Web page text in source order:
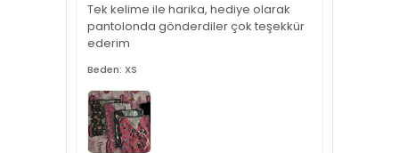
Tek kelime ile harika, hediye olarak
pantolonda gönderdiler çok teşekkür
ederim
Beden: XS